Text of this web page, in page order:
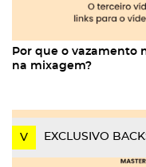
Por que o vazamento
na mixagem?
V EXCLUSIVO